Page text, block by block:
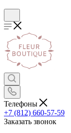
Телефоны
+7 (812) 660-57-59
Заказать звонок